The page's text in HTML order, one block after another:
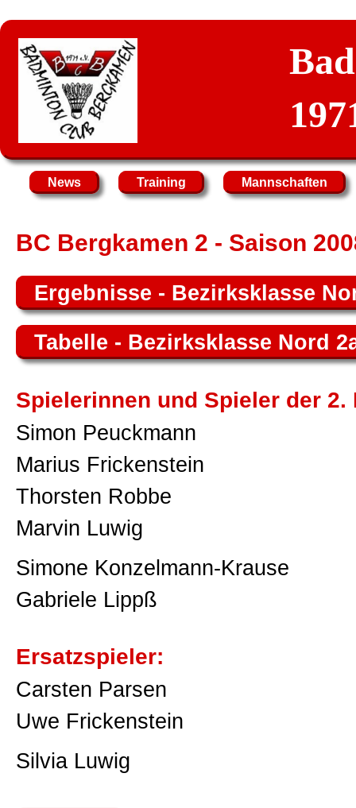
News Training Mannschaften
BC Bergkamen 2 - Saison
Ergebnisse - Bezirksklasse
Tabelle - Bezirksklasse Nord
Spielerinnen und Spieler der 2.
Simon Peuckmann
Marius Frickenstein
Thorsten Robbe
Marvin Luwig
Simone Konzelmann-Krause
Gabriele Lippß
Ersatzspieler:
Carsten Parsen
Uwe Frickenstein
Silvia Luwig